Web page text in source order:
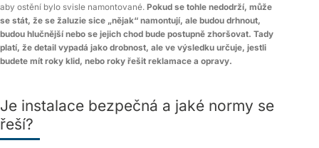
aby ostění bylo svisle namontované. Pokud se tohle nedodrží, může
se stát, že se žaluzie sice „nějak“ namontují, ale budou drhnout,
budou hlučnější nebo se jejich chod bude postupně zhoršovat. Tady
platí, že detail vypadá jako drobnost, ale ve výsledku určuje, jestli
budete mít roky klid, nebo roky řešit reklamace a opravy.
Je instalace bezpečná a jaké normy se
řeší?